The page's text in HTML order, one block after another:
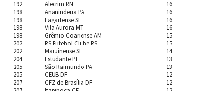
192
198
198
198
198
202
202
204
205
205
207
Alecrim RN
Ananindeua PA
Lagartense SE
Vila Aurora MT
Grêmio Coariense AM
RS Futebol Clube RS
Maruinense SE
Estudante PE
São Raimundo PA
CEUB DF
CFZ de Brasília DF
16
16
16
16
15
15
14
13
13
12
12